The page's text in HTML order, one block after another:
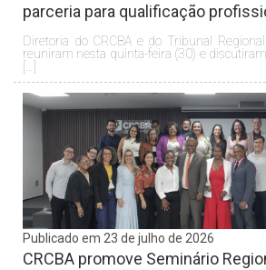
parceria para qualificação
Diretoria do CRCBA e do Tribunal
reuniram nesta quinta-feira (30) e
Publicado em 23 de julho de 2026
CRCBA promove Seminário